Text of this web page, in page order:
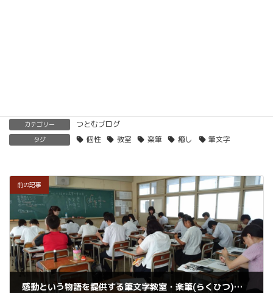
カテゴリー つとむブログ
タグ 個性 教室 楽筆 癒し 筆文字
前の記事
感動という物語を提供する筆文字教室・楽筆(らくひつ) あな